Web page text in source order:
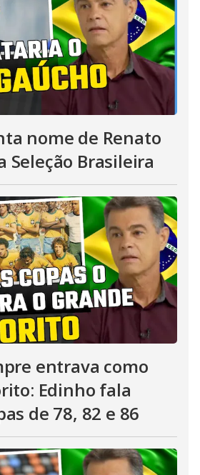
nome de Renato
Seleção Brasileira
entrava como
Edinho fala
de 78, 82 e 86